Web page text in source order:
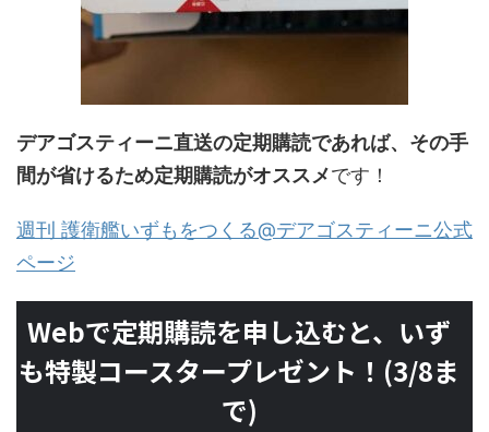
デアゴスティーニ直送の定期購読であれば、その手
間が省けるため定期購読がオススメです！
週刊 護衛艦いずもをつくる@デアゴスティーニ公式
ページ
Webで定期購読を申し込むと、いず
も特製コースタープレゼント！(3/8ま
で)